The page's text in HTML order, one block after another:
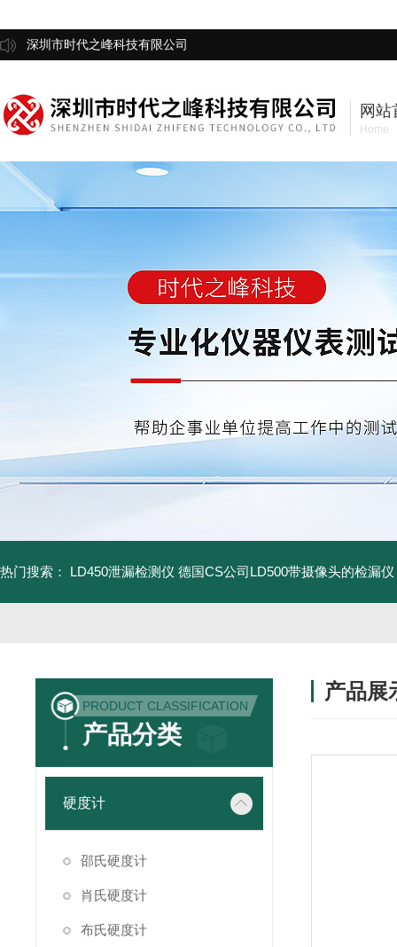
深圳市时代之峰科技有限公司
网站
Home
热门搜索： LD450泄漏检测仪 德国CS公司LD500带摄像头的检漏仪
PRODUCT CLASSIFICATION
产品分类
硬度计
邵氏硬度计
肖氏硬度计
布氏硬度计
产品展